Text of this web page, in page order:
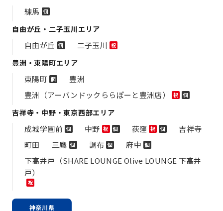
練馬 個
自由が丘・二子玉川エリア
自由が丘 個 二子玉川 祝
豊洲・東陽町エリア
東陽町 個
豊洲
豊洲（アーバンドックららぽーと豊洲店）
祝 個
吉祥寺・中野・東京西部エリア
成城学園前 個 中野 祝 個 荻窪 祝 個
吉祥寺
町田
三鷹 個 調布 個 府中 個
下高井戸（SHARE LOUNGE Olive LOUNGE 下高井
戸）
祝
神奈川県